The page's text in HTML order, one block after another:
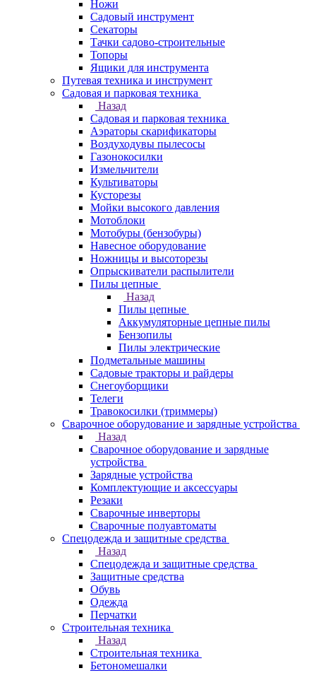
Ножи
Садовый инструмент
Секаторы
Тачки садово-строительные
Топоры
Ящики для инструмента
Путевая техника и инструмент
Садовая и парковая техника
Назад
Садовая и парковая техника
Аэраторы скарификаторы
Воздуходувы пылесосы
Газонокосилки
Измельчители
Культиваторы
Кусторезы
Мойки высокого давления
Мотоблоки
Мотобуры (бензобуры)
Навесное оборудование
Ножницы и высоторезы
Опрыскиватели распылители
Пилы цепные
Назад
Пилы цепные
Аккумуляторные цепные пилы
Бензопилы
Пилы электрические
Подметальные машины
Садовые тракторы и райдеры
Снегоуборщики
Телеги
Травокосилки (триммеры)
Сварочное оборудование и зарядные устройства
Назад
Сварочное оборудование и зарядные
устройства
Зарядные устройства
Комплектующие и аксессуары
Резаки
Сварочные инверторы
Сварочные полуавтоматы
Спецодежда и защитные средства
Назад
Спецодежда и защитные средства
Защитные средства
Обувь
Одежда
Перчатки
Строительная техника
Назад
Строительная техника
Бетономешалки